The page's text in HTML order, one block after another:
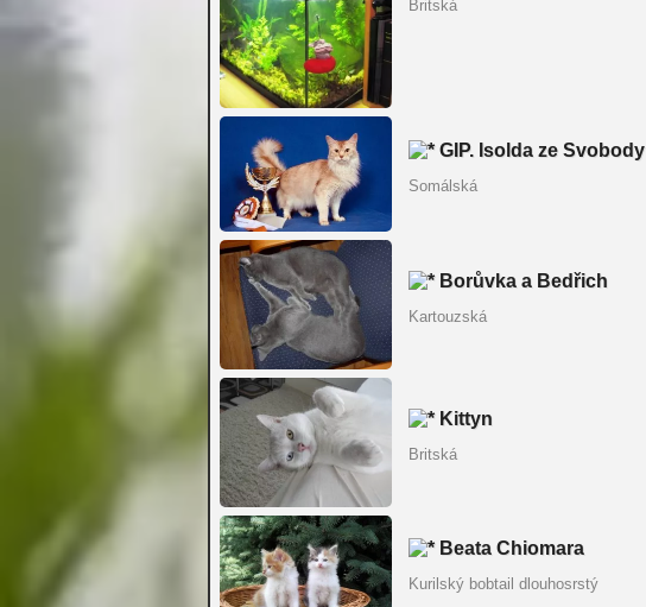
Britská
GIP. Isolda ze Svobody
Somálská
Borůvka a Bedřich
Kartouzská
Kittyn
Britská
Beata Chiomara
Kurilský bobtail dlouhosrstý